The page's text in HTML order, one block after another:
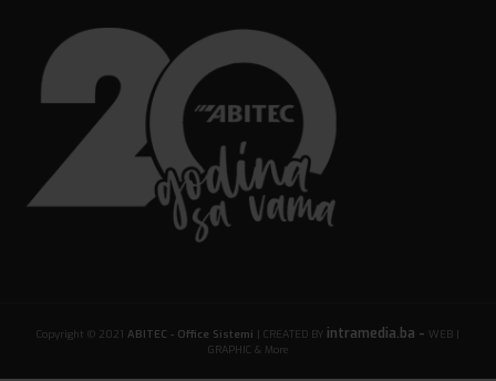
Copyright © 2021 ABITEC - Office Sistemi | CREATED BY intramedia.ba - WEB |
GRAPHIC & More